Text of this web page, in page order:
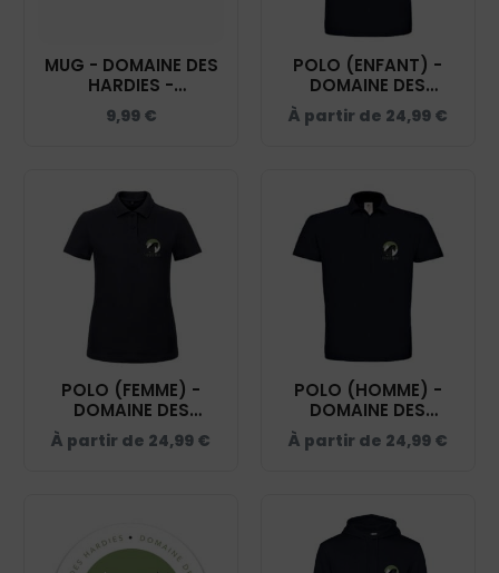
MUG - DOMAINE DES
HARDIES -
IMPRESSION LARGE -
MUG001
9,99 €
POLO (ENFANT) -
DOMAINE DES
HARDIES - NAVY -
BCK424
À partir de 24,99 €
POLO (FEMME) -
DOMAINE DES
HARDIES - NAVY -
BCI1F
À partir de 24,99 €
POLO (HOMME) -
DOMAINE DES
HARDIES - NAVY -
BCID1
À partir de 24,99 €